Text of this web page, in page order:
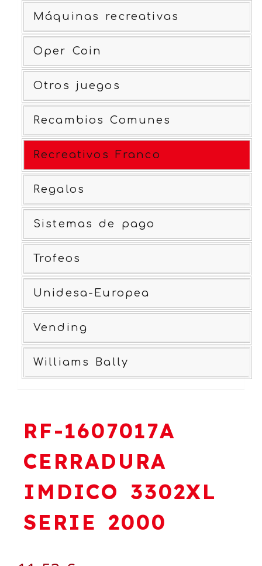
Máquinas recreativas
Oper Coin
Otros juegos
Recambios Comunes
Recreativos Franco
Regalos
Sistemas de pago
Trofeos
Unidesa-Europea
Vending
Williams Bally
RF-1607017A
CERRADURA
IMDICO 3302XL
SERIE 2000